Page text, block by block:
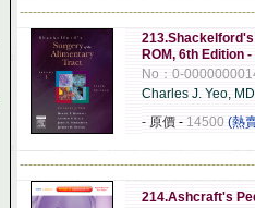
ROM, 6th Edition
No：0-
Charles J. Yeo, MD
- 原價 - 14500 (熱
214.Ashcraft's